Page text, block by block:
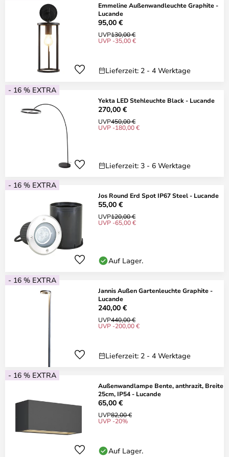
Emmeline Außenwandleuchte Graphite -
Lucande
95,00 €
UVP130,00 €
UVP -35,00 €
Lieferzeit: 2 - 4 Werktage
- 16 % EXTRA
Yekta LED Stehleuchte Black - Lucande
270,00 €
UVP450,00 €
UVP -180,00 €
Lieferzeit: 3 - 6 Werktage
- 16 % EXTRA
Jos Round Erd Spot IP67 Steel - Lucande
55,00 €
UVP120,00 €
UVP -65,00 €
Auf Lager.
- 16 % EXTRA
Jannis Außen Gartenleuchte Graphite -
Lucande
240,00 €
UVP440,00 €
UVP -200,00 €
Lieferzeit: 2 - 4 Werktage
- 16 % EXTRA
Außenwandlampe Bente, anthrazit, Breite
25cm, IP54 - Lucande
65,00 €
UVP82,00 €
UVP -20%
Auf Lager.